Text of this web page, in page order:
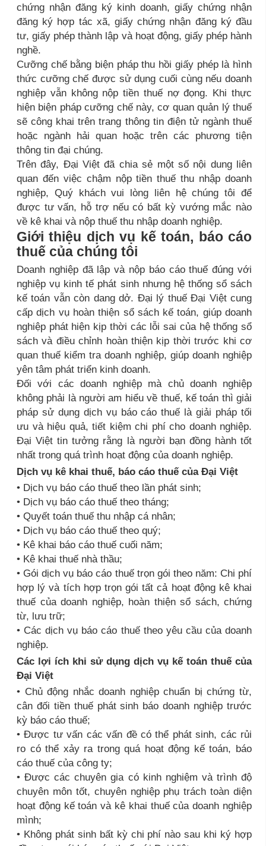
chứng nhận đăng ký kinh doanh, giấy chứng nhận
đăng ký hợp tác xã, giấy chứng nhận đăng ký đầu
tư, giấy phép thành lập và hoạt động, giấy phép hành
nghề.
Cưỡng chế bằng biện pháp thu hồi giấy phép là hình
thức cưỡng chế được sử dụng cuối cùng nếu doanh
nghiệp vẫn không nộp tiền thuế nợ đọng. Khi thực
hiện biện pháp cưỡng chế này, cơ quan quản lý thuế
sẽ công khai trên trang thông tin điện tử ngành thuế
hoặc ngành hải quan hoặc trên các phương tiện
thông tin đại chúng.
Trên đây, Đại Việt đã chia sẻ một số nội dung liên
quan đến việc chậm nộp tiền thuế thu nhập doanh
nghiệp, Quý khách vui lòng liên hệ chúng tôi để
được tư vấn, hỗ trợ nếu có bất kỳ vướng mắc nào
về kê khai và nộp thuế thu nhập doanh nghiệp.
Giới thiệu dịch vụ kế toán, báo cáo
thuế của chúng tôi
Doanh nghiệp đã lập và nộp báo cáo thuế đúng với
nghiệp vụ kinh tế phát sinh nhưng hệ thống sổ sách
kế toán vẫn còn dang dở. Đại lý thuế Đại Việt cung
cấp dịch vụ hoàn thiện sổ sách kế toán, giúp doanh
nghiệp phát hiện kịp thời các lỗi sai của hệ thống sổ
sách và điều chỉnh hoàn thiện kịp thời trước khi cơ
quan thuế kiểm tra doanh nghiệp, giúp doanh nghiệp
yên tâm phát triển kinh doanh.
Đối với các doanh nghiệp mà chủ doanh nghiệp
không phải là người am hiểu về thuế, kế toán thì giải
pháp sử dụng dịch vụ báo cáo thuế là giải pháp tối
ưu và hiệu quả, tiết kiệm chi phí cho doanh nghiệp.
Đại Việt tin tưởng rằng là người bạn đồng hành tốt
nhất trong quá trình hoạt động của doanh nghiệp.
Dịch vụ kê khai thuế, báo cáo thuế của Đại Việt
• Dịch vụ báo cáo thuế theo lần phát sinh;
• Dịch vụ báo cáo thuế theo tháng;
• Quyết toán thuế thu nhập cá nhân;
• Dịch vụ báo cáo thuế theo quý;
• Kê khai báo cáo thuế cuối năm;
• Kê khai thuế nhà thầu;
• Gói dịch vụ báo cáo thuế trọn gói theo năm: Chi phí
hợp lý và tích hợp trọn gói tất cả hoạt động kê khai
thuế của doanh nghiệp, hoàn thiện sổ sách, chứng
từ, lưu trữ;
• Các dịch vụ báo cáo thuế theo yêu cầu của doanh
nghiệp.
Các lợi ích khi sử dụng dịch vụ kế toán thuế của
Đại Việt
• Chủ động nhắc doanh nghiệp chuẩn bị chứng từ,
cân đối tiền thuế phát sinh báo doanh nghiệp trước
kỳ báo cáo thuế;
• Được tư vấn các vấn đề có thể phát sinh, các rủi
ro có thể xảy ra trong quá hoạt động kế toán, báo
cáo thuế của công ty;
• Được các chuyên gia có kinh nghiệm và trình độ
chuyên môn tốt, chuyên nghiệp phụ trách toàn diện
hoạt động kế toán và kê khai thuế của doanh nghiệp
mình;
• Không phát sinh bất kỳ chi phí nào sau khi ký hợp